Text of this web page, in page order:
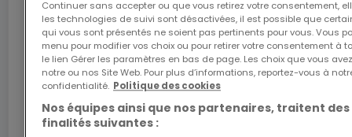
Internet
L'internet Giga : l'Internet à domicile
Bénéficiez d’1 mois d’internet gratuit avec le code
ATHOME26 sur le réseau le plus rapide du
Luxembourg.
Continuer sans accepter ou que vous retirez votre consentement,
les technologies de suivi sont désactivées, il est possible que
qui vous sont présentés ne soient pas pertinents pour vous. Vous
menu pour modifier vos choix ou pour retirer votre consentement à
le lien Gérer les paramètres en bas de page. Les choix que vous
notre ou nos Site Web. Pour plus d’informations, reportez-vous à
confidentialité. Politique des cookies
Nos équipes ainsi que nos partenaires, traitent
finalités suivantes :